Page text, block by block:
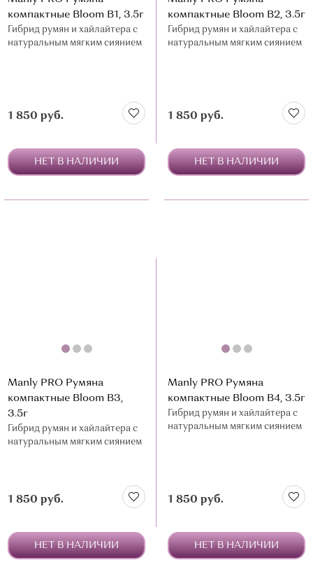
компактные Bloom В1, 3.5г
Гибрид румян и хайлайтера с
натуральным мягким сиянием
1 850 руб.
НЕТ В НАЛИЧИИ
компактные Bloom В2, 3.5г
Гибрид румян и хайлайтера с
натуральным мягким сиянием
1 850 руб.
НЕТ В НАЛИЧИИ
Manly PRO Румяна
компактные Bloom В3,
3.5г
Гибрид румян и хайлайтера с
натуральным мягким сиянием
1 850 руб.
НЕТ В НАЛИЧИИ
Manly PRO Румяна
компактные Bloom В4, 3.5г
Гибрид румян и хайлайтера с
натуральным мягким сиянием
1 850 руб.
НЕТ В НАЛИЧИИ